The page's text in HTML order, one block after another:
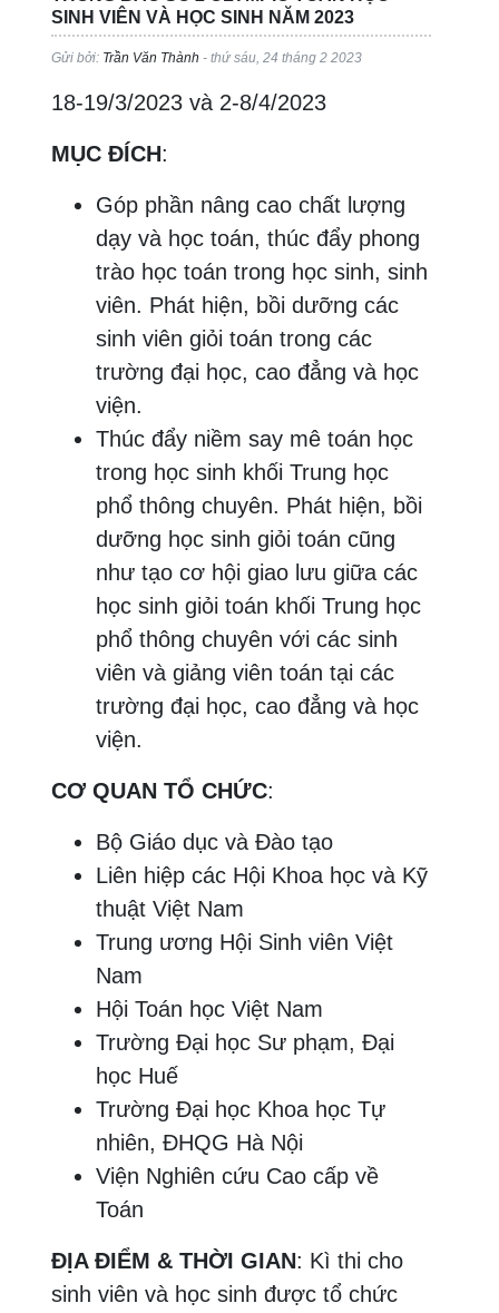
SINH VIÊN VÀ HỌC SINH NĂM 2023
Gửi bởi: Trần Văn Thành - thứ sáu, 24 tháng 2 2023
18-19/3/2023 và 2-8/4/2023
MỤC ĐÍCH:
Góp phần nâng cao chất lượng
dạy và học toán, thúc đẩy phong
trào học toán trong học sinh, sinh
viên. Phát hiện, bồi dưỡng các
sinh viên giỏi toán trong các
trường đại học, cao đẳng và học
viện.
Thúc đẩy niềm say mê toán học
trong học sinh khối Trung học
phổ thông chuyên. Phát hiện, bồi
dưỡng học sinh giỏi toán cũng
như tạo cơ hội giao lưu giữa các
học sinh giỏi toán khối Trung học
phổ thông chuyên với các sinh
viên và giảng viên toán tại các
trường đại học, cao đẳng và học
viện.
CƠ QUAN TỔ CHỨC:
Bộ Giáo dục và Đào tạo
Liên hiệp các Hội Khoa học và Kỹ
thuật Việt Nam
Trung ương Hội Sinh viên Việt
Nam
Hội Toán học Việt Nam
Trường Đại học Sư phạm, Đại
học Huế
Trường Đại học Khoa học Tự
nhiên, ĐHQG Hà Nội
Viện Nghiên cứu Cao cấp về
Toán
ĐỊA ĐIỂM & THỜI GIAN: Kì thi cho
sinh viên và học sinh được tổ chức